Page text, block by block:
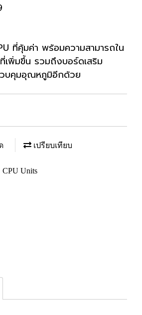
ที่คุ้มค่า พร้อมความสามารถใน
เพิ่มขึ้น รวมถึงบอร์ดเสริม
วบคุมอุณหภูมิอีกด้วย
เปรียบเทียบ
CPU Units